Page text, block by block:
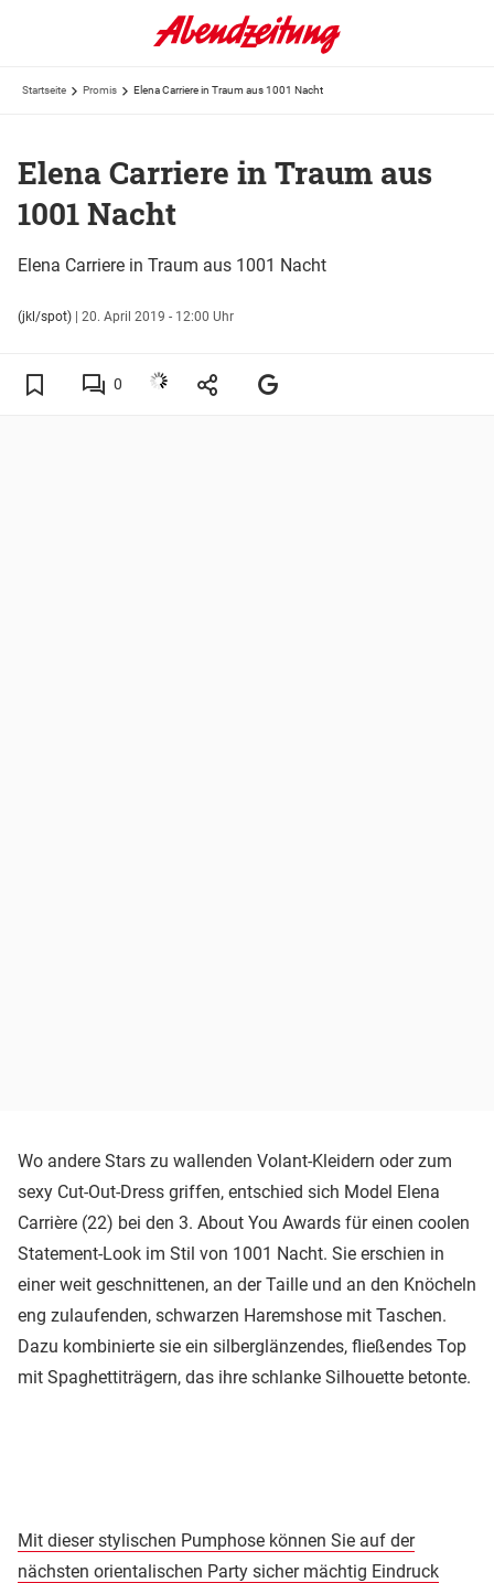
Startseite Promis Elena Carriere in Traum aus 1001 Nacht
Elena Carriere in Traum aus
1001 Nacht
Elena Carriere in Traum aus 1001 Nacht
(jkl/spot) | 20. April 2019 - 12:00 Uhr
0
Wo andere Stars zu wallenden Volant-Kleidern oder zum
sexy Cut-Out-Dress griffen, entschied sich Model Elena
Carrière (22) bei den 3. About You Awards für einen coolen
Statement-Look im Stil von 1001 Nacht. Sie erschien in
einer weit geschnittenen, an der Taille und an den Knöcheln
eng zulaufenden, schwarzen Haremshose mit Taschen.
Dazu kombinierte sie ein silberglänzendes, fließendes Top
mit Spaghettiträgern, das ihre schlanke Silhouette betonte.
Mit dieser stylischen Pumphose können Sie auf der
nächsten orientalischen Party sicher mächtig Eindruck